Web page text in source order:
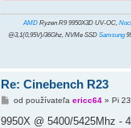
AMD Ryzen R9 9950X3D UV-OC,
@3,1(0,95V)/36Ghz, NVMe SSD Samsung
Re: Cinebench R23
P
í
od používateľa ericc64» Pi
9950X @ 5400/5425Mhz -